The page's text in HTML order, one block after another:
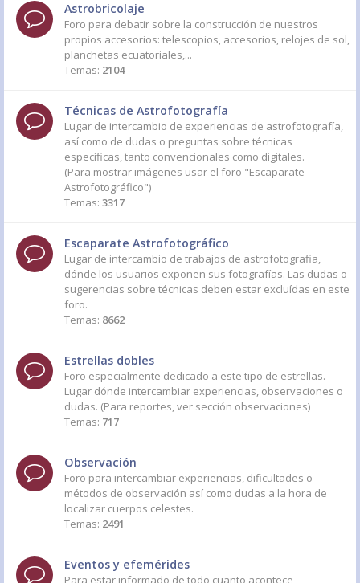
Astrobricolaje
Foro para debatir sobre la construcción de nuestros
propios accesorios: telescopios, accesorios, relojes de sol,
planchetas ecuatoriales,...
Temas: 2104
Técnicas de Astrofotografía
Lugar de intercambio de experiencias de astrofotografía,
así como de dudas o preguntas sobre técnicas
específicas, tanto convencionales como digitales.
(Para mostrar imágenes usar el foro "Escaparate
Astrofotográfico")
Temas: 3317
Escaparate Astrofotográfico
Lugar de intercambio de trabajos de astrofotografia,
dónde los usuarios exponen sus fotografías. Las dudas o
sugerencias sobre técnicas deben estar excluídas en este
foro.
Temas: 8662
Estrellas dobles
Foro especialmente dedicado a este tipo de estrellas.
Lugar dónde intercambiar experiencias, observaciones o
dudas. (Para reportes, ver sección observaciones)
Temas: 717
Observación
Foro para intercambiar experiencias, dificultades o
métodos de observación así como dudas a la hora de
localizar cuerpos celestes.
Temas: 2491
Eventos y efemérides
Para estar informado de todo cuanto acontece,